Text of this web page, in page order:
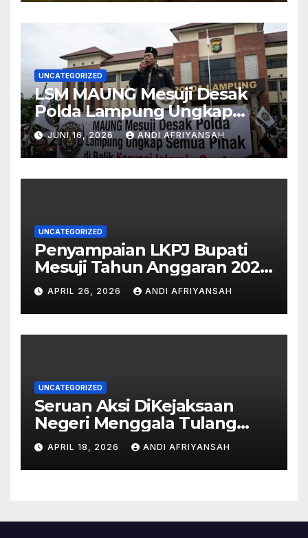
UNCATEGORIZED
LSM MAUNG Mesuji Desak
Polda Lampung Ungkap
Semua Pihak di Balik Korupsi
Islamic Center-
JUNI 16, 2026 ANDI AFRIYANSAH
UNCATEGORIZED
Penyampaian LKPJ Bupati
Mesuji Tahun Anggaran 2025
Digelar dalam Rapat
Paripurna DPRD
APRIL 26, 2026 ANDI AFRIYANSAH
UNCATEGORIZED
Seruan Aksi DiKejaksaan
Negeri Menggala Tulang
Bawang akan Bersejarah di
Lampung terkait OKNUM
kejaksaan Pungli.
APRIL 18, 2026 ANDI AFRIYANSAH